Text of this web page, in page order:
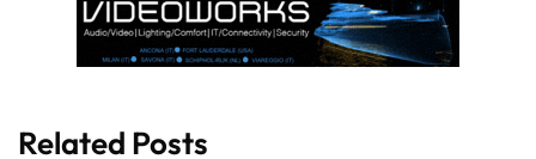
Related Posts